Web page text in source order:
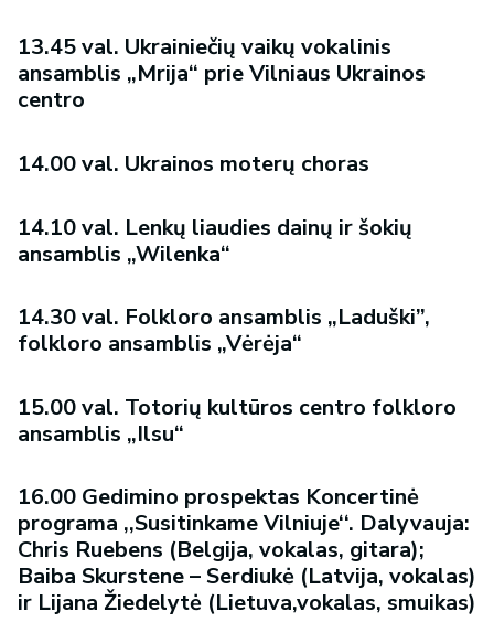
13.45 val. Ukrainiečių vaikų vokalinis
ansamblis „Mrija“ prie Vilniaus Ukrainos
centro
14.00 val. Ukrainos moterų choras
14.10 val. Lenkų liaudies dainų ir šokių
ansamblis „Wilenka“
14.30 val. Folkloro ansamblis „Laduški”,
folkloro ansamblis „Vėrėja“
15.00 val. Totorių kultūros centro folkloro
ansamblis „Ilsu“
16.00 Gedimino prospektas Koncertinė
programa ,,Susitinkame Vilniuje‘‘. Dalyvauja:
Chris Ruebens (Belgija, vokalas, gitara);
Baiba Skurstene – Serdiukė (Latvija, vokalas)
ir Lijana Žiedelytė (Lietuva,vokalas, smuikas)